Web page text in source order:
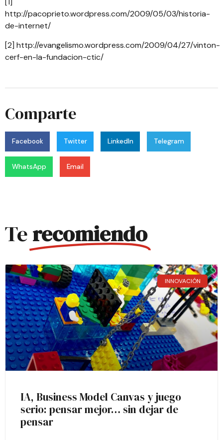
http://pacoprieto.wordpress.com/2009/05/03/historia-
de-internet/
[2] http://evangelismo.wordpress.com/2009/04/27/vinton-
cerf-en-la-fundacion-ctic/
Comparte
Facebook Twitter LinkedIn Telegram
WhatsApp Email
Terecomiendo
INNOVACIÓN
IA, Business Model Canvas y juego
serio: pensar mejor… sin dejar de
pensar